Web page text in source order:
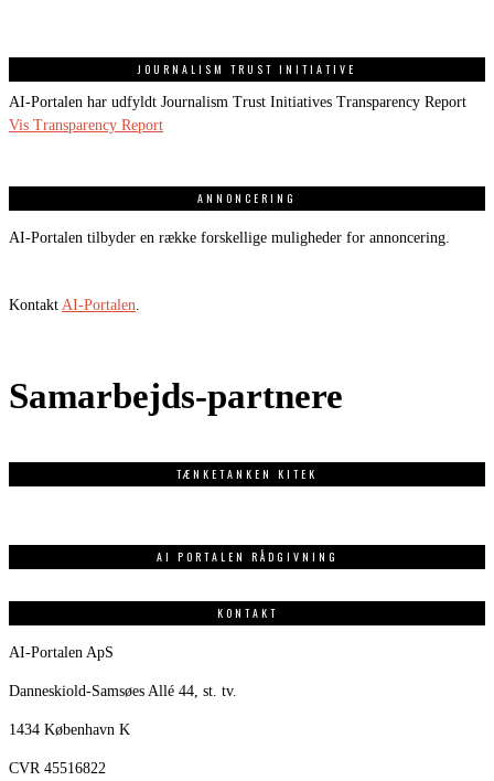
JOURNALISM TRUST INITIATIVE
AI-Portalen har udfyldt Journalism Trust Initiatives Transparency Report
Vis Transparency Report
ANNONCERING
AI-Portalen tilbyder en række forskellige muligheder for annoncering.
Kontakt AI-Portalen
Samarbejds-partnere
TÆNKETANKEN KITEK
AI PORTALEN RÅDGIVNING
KONTAKT
AI-Portalen ApS
Danneskiold-Samsøes Allé 44, st. tv.
1434 København K
CVR 45516822